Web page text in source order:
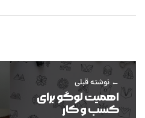
نوشته قبلی
اهمیت لوگو برای
کسب و کار